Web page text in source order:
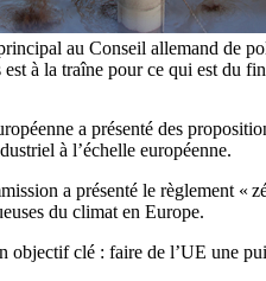
au Conseil allemand de
est à la traîne pour ce qui est
a présenté des
à l’échelle européenne.
a présenté le règlement «
du climat en Europe.
objectif clé : faire de l’UE une